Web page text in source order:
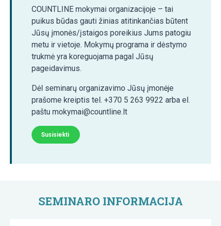
COUNTLINE mokymai organizacijoje – tai
puikus būdas gauti žinias atitinkančias būtent
Jūsų įmonės/įstaigos poreikius Jums patogiu
metu ir vietoje. Mokymų programa ir dėstymo
trukmė yra koreguojama pagal Jūsų
pageidavimus.
Dėl seminarų organizavimo Jūsų įmonėje
prašome kreiptis tel. +370 5 263 9922 arba el.
paštu mokymai@countline.lt
Susisiekti
SEMINARO INFORMACIJA